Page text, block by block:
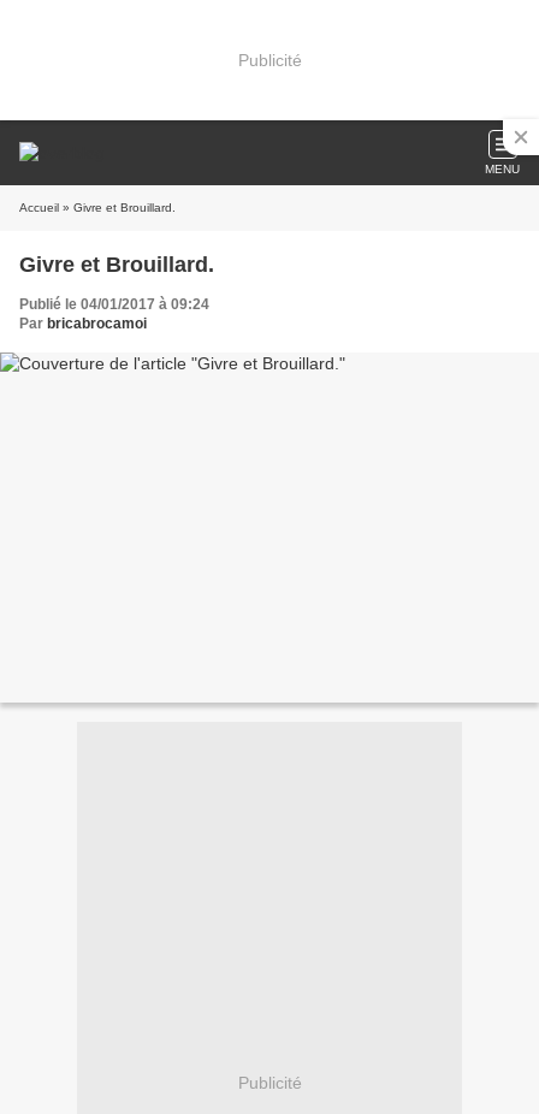
Publicité
MENU
Accueil » Givre et Brouillard.
Givre et Brouillard.
Publié le 04/01/2017 à 09:24
Par bricabrocamoi
Publicité